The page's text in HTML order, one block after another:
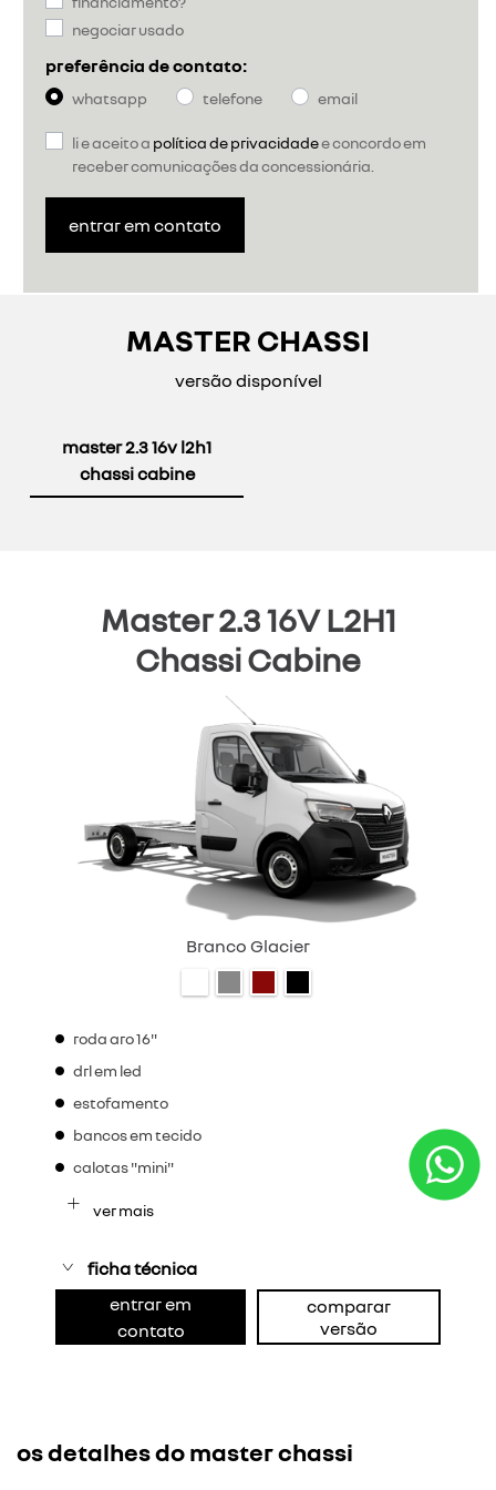
negociar usado
preferência de contato:
whatsapp telefone email
li e aceito a política de privacidadee concordo em
receber comunicações da concessionária.
entrar em contato
MASTER CHASSI
versão disponível
master 2.3 16v l2h1
chassi cabine
Master 2.3 16V L2H1
Chassi Cabine
Branco Glacier
roda aro 16"
drl em led
estofamento
bancos em tecido
calotas "mini"
ver mais
ficha técnica
entrar em
contato
comparar
versão
os detalhes do master chassi